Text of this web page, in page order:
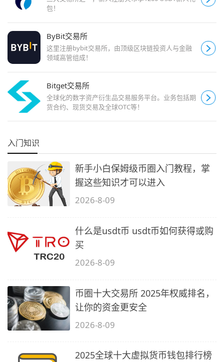
包！
ByBit交易所
这里注册bybit交易所，由顶级区块链投资人与金融
领域高管组成！
Bitget交易所
全球化的数字资产衍生品交易服务平台。业务包括期
货合约、现货交易及全球OTC等！
入门知识
新手小白保姆级币圈入门教程，掌
握这些知识才可以进入
2026-8-09
什么是usdt币 usdt币如何获得或购
买
2026-8-09
币圈十大交易所 2025年权威排名，
让你的资金更安全
2026-8-09
2025全球十大虚拟货币钱包排行榜